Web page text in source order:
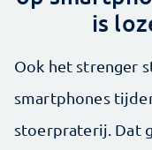
is
Ook het strenger
smartphones
stoerpraterij. Dat